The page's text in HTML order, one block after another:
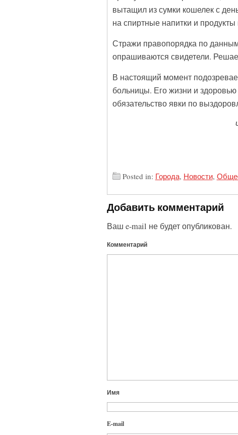
вытащил из сумки кошелек с
на спиртные напитки и
Стражи правопорядка по
опрашиваются свидетели.
В настоящий момент
больницы. Его жизни и
обязательство явки по
Posted in: Города, Новости,
Добавить комментарий
Ваш e-mail не будет опубликован.
Комментарий
Имя
E-mail